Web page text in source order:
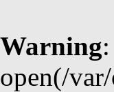
Warning
open(/